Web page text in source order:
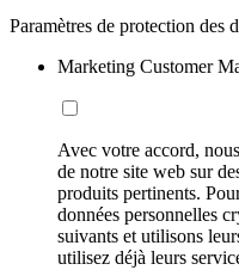
Paramètres de protection des
Marketing Customer
Avec votre accord,
de notre site web sur
produits pertinents.
données personnelles
suivants et utilisons
utilisez déjà leurs